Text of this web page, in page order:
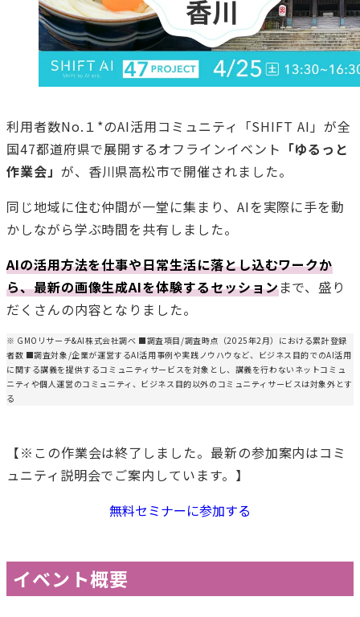
利用者数No.１*のAI活用コミュニティ「SHIFT AI」が全
国47都道府県で展開するオフラインイベント 「ゆるっと
作業会」 が、香川県高松市で開催されました。
同じ地域に住む仲間が一堂に集まり、AIを実際に手を動
かしながら学ぶ時間を共有しました。
AIの活用方法を仕事や日常生活に落とし込むワークか
ら、最新の画像生成AIを体験するセッションまで、盛り
だくさんの内容となりました。
※ GMOリサーチ&AI株式会社調べ ■調査項目/調査時点（2025年2月）における累計登録
者数 ■調査対象/企業が運営するAI活用事例や実践ノウハウなど、ビジネス目的でのAI活用
に関する講義を提供するコミュニティサービスを対象とし、講義を行わないネットコミュ
ニティや個人運営のコミュニティ、ビジネス目的以外のコミュニティサービスは対象外とす
る
【※この作業会は終了しました。最新の参加案内はコミ
ュニティ説明会でご案内しています。】
無料セミナーに参加する
イベント概要